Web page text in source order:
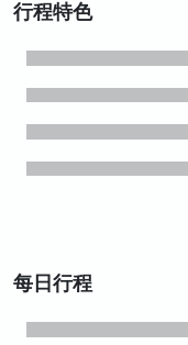
行程特色
每日行程